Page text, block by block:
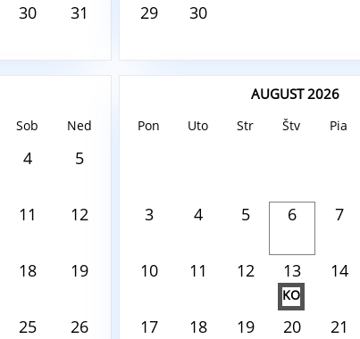
30 31 29 30
Sob Ned
4 5
11 12
18 19
25 26
AUGUST 2026
Pon Uto Str Štv Pia
3 4 5 6 7
10 11 12 13
KO
14
17 18 19 20 21
V tento deň nie je nič naplánované